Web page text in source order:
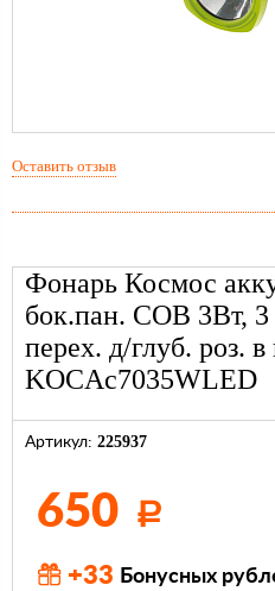
Фонарь Космос
бок.пан. COB 3Вт,
перех. д/глуб. роз.
KOCAc7035WLED
Артикул: 225937
650 Р
+33 Бонусных
Оставить отзыв